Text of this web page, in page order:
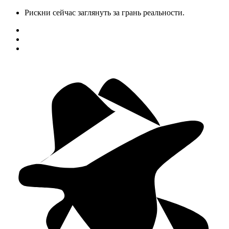
Рискни сейчас заглянуть за грань реальности.